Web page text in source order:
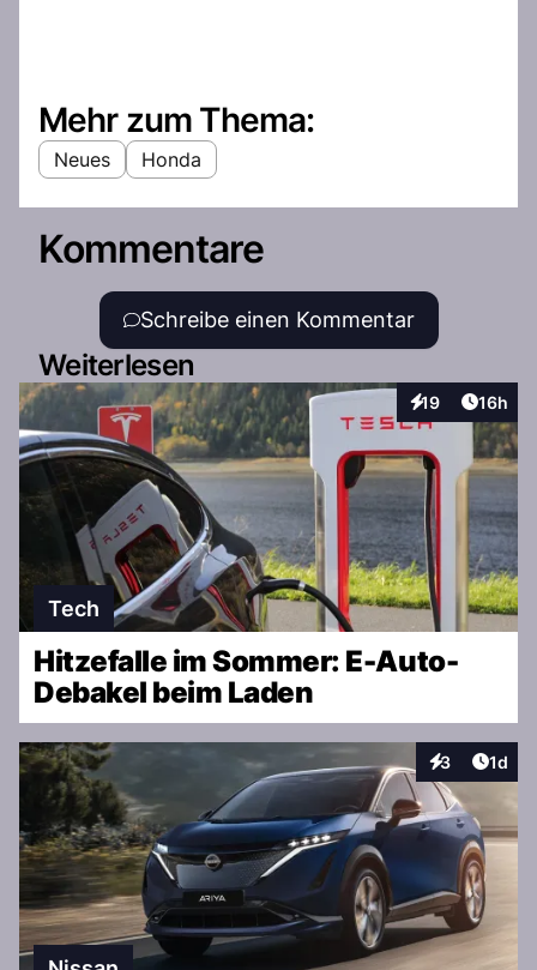
Mehr zum Thema:
Neues Honda
Kommentare
Schreibe einen Kommentar
Weiterlesen
19
Interaktionen
Artikel
16h
Tech
Hitzefalle im Sommer: E-Auto-
Debakel beim Laden
3
Interaktionen
1d